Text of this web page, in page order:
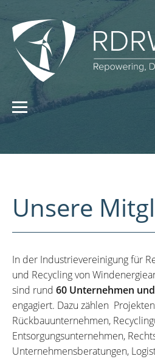
Unsere
In der Industrievereinigung für
und Recycling von
sind rund 60 Unternehmen
engagiert. Dazu zählen
Rückbauunternehmen,
Entsorgungsunternehmen,
Unternehmensberatungen,